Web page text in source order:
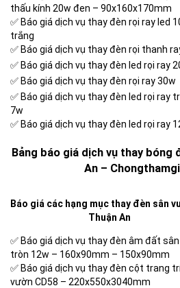
thấu kính 20w đen – 90x160x170mm
✅ Báo giá dịch vụ thay đèn rọi ray led
trắng
✅ Báo giá dịch vụ thay đèn rọi thanh
✅ Báo giá dịch vụ thay đèn led rọi ray
✅ Báo giá dịch vụ thay đèn rọi ray 30w
✅ Báo giá dịch vụ thay đèn led rọi ray
7w
✅ Báo giá dịch vụ thay đèn led rọi ray
Bảng báo giá dịch vụ thay bóng
An –
Báo giá các hạng mục thay đèn sân
Thuận An
✅ Báo giá dịch vụ thay đèn âm đất
tròn 12w – 160x90mm – 150x90mm
✅ Báo giá dịch vụ thay đèn cột trang
vườn CD58 – 220x550x3040mm